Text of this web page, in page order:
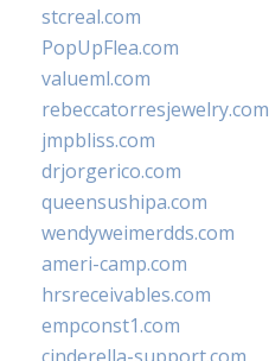
stcreal.com
PopUpFlea.com
valueml.com
rebeccatorresjewelry.com
jmpbliss.com
drjorgerico.com
queensushipa.com
wendyweimerdds.com
ameri-camp.com
hrsreceivables.com
empconst1.com